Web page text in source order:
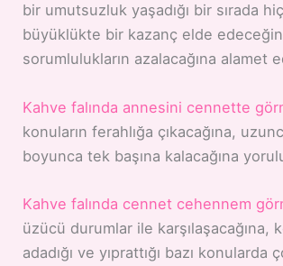
bir umutsuzluk yaşadığı bir sırada
büyüklükte bir kazanç elde
sorumlulukların azalacağına alamet
Kahve falında annesini cennette
konuların ferahlığa çıkacağına,
boyunca tek başına kalacağına
Kahve falında cennet cehennem
üzücü durumlar ile karşılaşacağına,
adadığı ve yıprattığı bazı konularda